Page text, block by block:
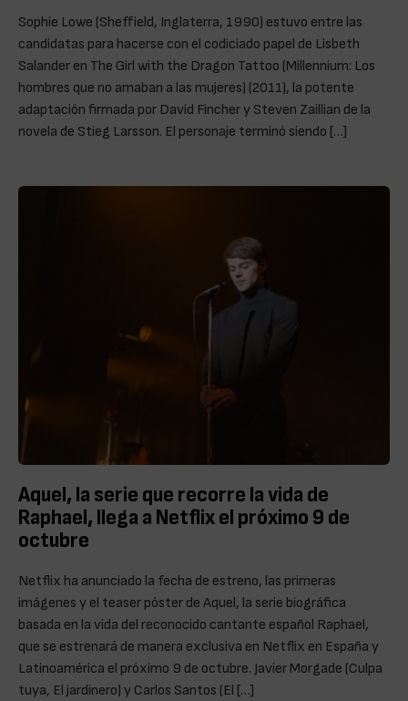
Sophie Lowe (Sheffield, Inglaterra, 1990) estuvo entre las
candidatas para hacerse con el codiciado papel de Lisbeth
Salander en The Girl with the Dragon Tattoo (Millennium: Los
hombres que no amaban a las mujeres) (2011), la potente
adaptación firmada por David Fincher y Steven Zaillian de la
novela de Stieg Larsson. El personaje terminó siendo […]
Aquel, la serie que recorre la vida de
Raphael, llega a Netflix el próximo 9 de
octubre
Netflix ha anunciado la fecha de estreno, las primeras
imágenes y el teaser póster de Aquel, la serie biográfica
basada en la vida del reconocido cantante español Raphael,
que se estrenará de manera exclusiva en Netflix en España y
Latinoamérica el próximo 9 de octubre. Javier Morgade (Culpa
tuya, El jardinero) y Carlos Santos (El […]